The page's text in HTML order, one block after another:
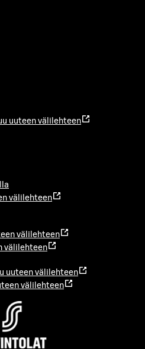
uuteen välilehteen
välilehteen
välilehteen
välilehteen
uuteen välilehteen
välilehteen